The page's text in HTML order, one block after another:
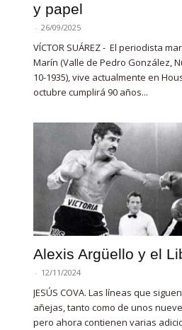
y papel
- 26/09/2025
VÍCTOR SUÁREZ - El periodista
Marín (Valle de Pedro González,
10-1935), vive actualmente en
octubre cumplirá 90 años...
Alexis Argüello y el
- 12/11/2024
JESÚS COVA. Las líneas que
añejas, tanto como de unos
pero ahora contienen varias